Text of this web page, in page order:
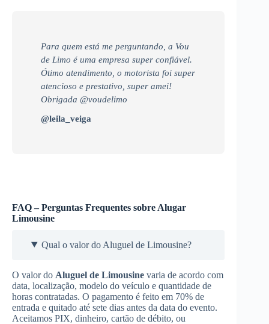
Para quem está me perguntando, a Vou
de Limo é uma empresa super confiável.
Ótimo atendimento, o motorista foi super
atencioso e prestativo, super amei!
Obrigada @voudelimo
@leila_veiga
FAQ – Perguntas Frequentes sobre Alugar
Limousine
Qual o valor do Aluguel de Limousine?
O valor do Aluguel de Limousine varia de acordo com
data, localização, modelo do veículo e quantidade de
horas contratadas. O pagamento é feito em 70% de
entrada e quitado até sete dias antes da data do evento.
Aceitamos PIX, dinheiro, cartão de débito, ou